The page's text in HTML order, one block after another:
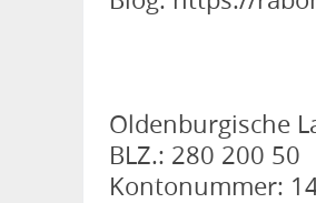
Oldenburgische
BLZ.: 280 200 50
Kontonummer: